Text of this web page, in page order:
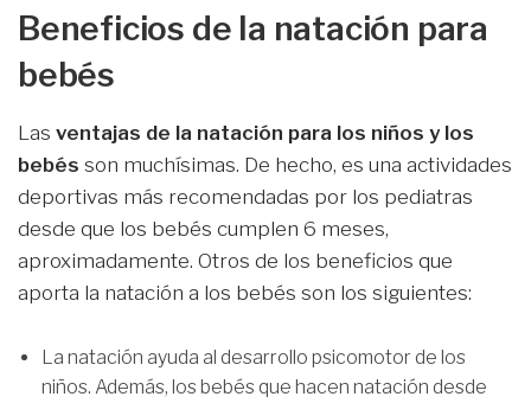
Beneficios de la natación para
bebés
Las ventajas de la natación para los niños y los
bebés son muchísimas. De hecho, es una actividades
deportivas más recomendadas por los pediatras
desde que los bebés cumplen 6 meses,
aproximadamente. Otros de los beneficios que
aporta la natación a los bebés son los siguientes:
La natación ayuda al desarrollo psicomotor de los
niños. Además, los bebés que hacen natación desde